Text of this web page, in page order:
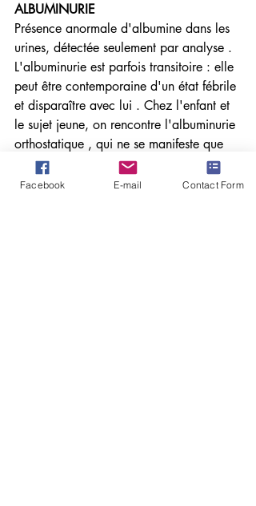
ALBUMINURIE
Présence anormale d'albumine dans les
urines, détectée seulement par analyse .
L'albuminurie est parfois transitoire : elle
peut être contemporaine d'un état fébrile
et disparaître avec lui . Chez l'enfant et
le sujet jeune, on rencontre l'albuminurie
orthostatique , qui ne se manifeste que
lorsque le sujet est debout : il s'agit
d'une affection bénigne, attribuée
Facebook E-mail Contact Form